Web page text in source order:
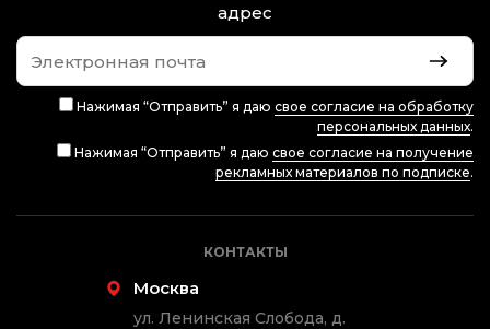
адрес
Нажимая “Отправить” я даю свое согласие на обработку
персональных данных.
Нажимая “Отправить” я даю свое согласие на получение
рекламных материалов по подписке.
КОНТАКТЫ
Москва
ул. Ленинская Слобода, д.